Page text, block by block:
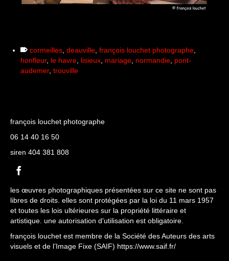
cormeilles deauville françois louchet photographe
honfleur, le havre lisieux mariage normandie pont-
audemer, trouville
françois louchet photographe
06 14 40 16 50
siren 404 381 808
les œuvres photographiques présentées sur ce site ne sont pas
libres de droits. elles sont protégées par la loi du 11 mars 1957
et toutes les lois ultérieures sur la propriété littéraire et
artistique. une autorisation d’utilisation est obligatoire.
françois louchet est membre de la Société des Auteurs des arts
visuels et de l’Image Fixe (SAIF) https://www.saif.fr/